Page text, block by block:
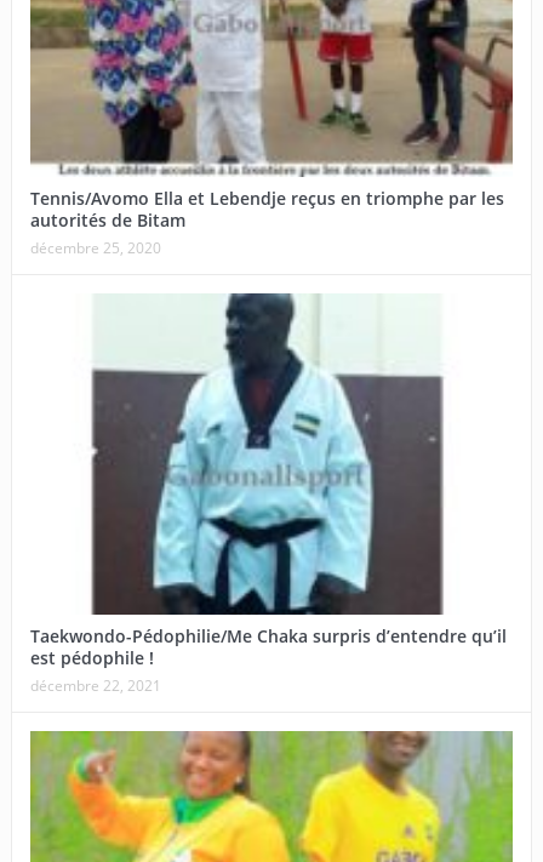
Tennis/Avomo Ella et Lebendje reçus en triomphe par les
autorités de Bitam
décembre 25, 2020
Taekwondo-Pédophilie/Me Chaka surpris d’entendre qu’il
est pédophile !
décembre 22, 2021